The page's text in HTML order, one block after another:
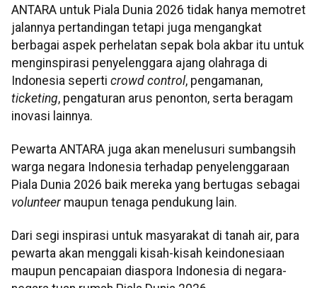
ANTARA untuk Piala Dunia 2026 tidak hanya memotret
jalannya pertandingan tetapi juga mengangkat
berbagai aspek perhelatan sepak bola akbar itu untuk
menginspirasi penyelenggara ajang olahraga di
Indonesia seperti crowd control, pengamanan,
ticketing, pengaturan arus penonton, serta beragam
inovasi lainnya.
Pewarta ANTARA juga akan menelusuri sumbangsih
warga negara Indonesia terhadap penyelenggaraan
Piala Dunia 2026 baik mereka yang bertugas sebagai
volunteermaupun tenaga pendukung lain.
Dari segi inspirasi untuk masyarakat di tanah air, para
pewarta akan menggali kisah-kisah keindonesiaan
maupun pencapaian diaspora Indonesia di negara-